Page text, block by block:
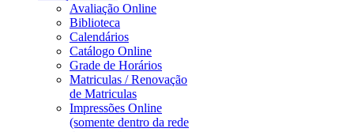
Avaliação Online
Biblioteca
Calendários
Catálogo Online
Grade de Horários
Matriculas / Renovação
de Matriculas
Impressões Online
(somente dentro da rede